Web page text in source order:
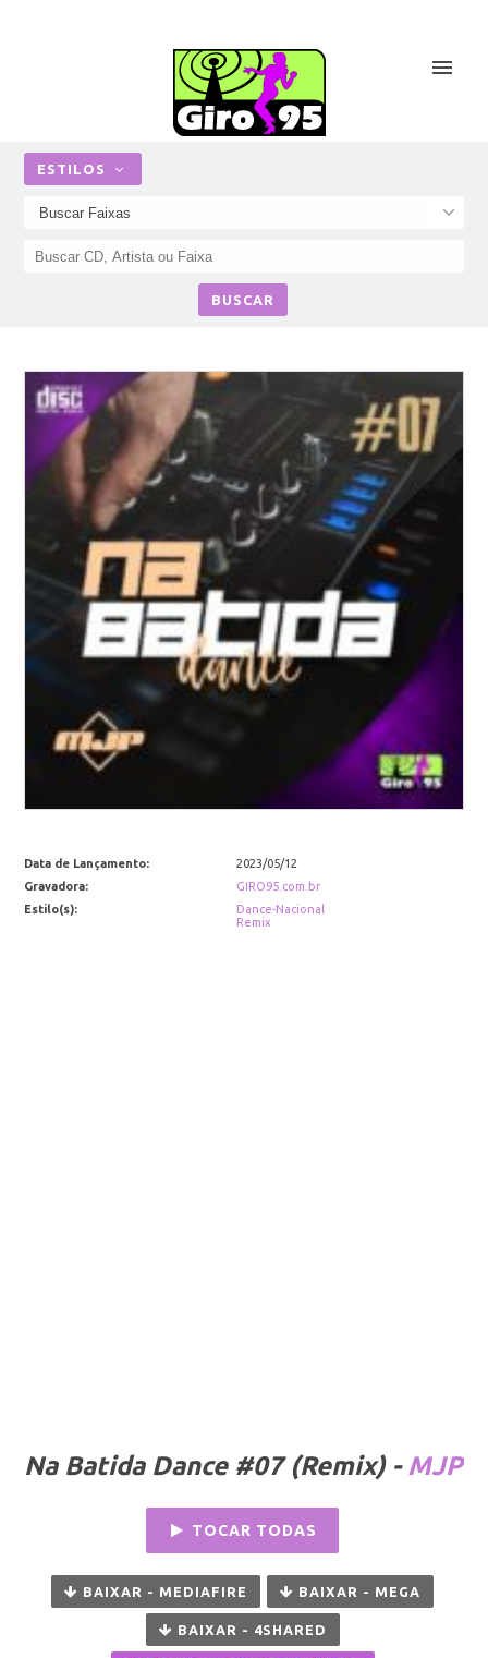
ESTILOS
Data de Lançamento:
2023/05/12
Gravadora:
GIRO95.com.br
Estilo(s):
Dance-Nacional
Remix
Na Batida Dance #07 (Remix) - MJP
TOCAR TODAS
BAIXAR - MEDIAFIRE BAIXAR - MEGA
BAIXAR - 4SHARED